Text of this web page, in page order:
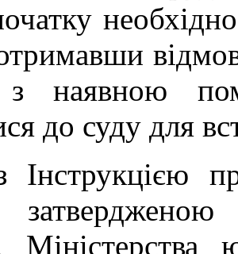
отримавши
з наявною
до суду для
Інструкцією
затвердженою
Міністерства